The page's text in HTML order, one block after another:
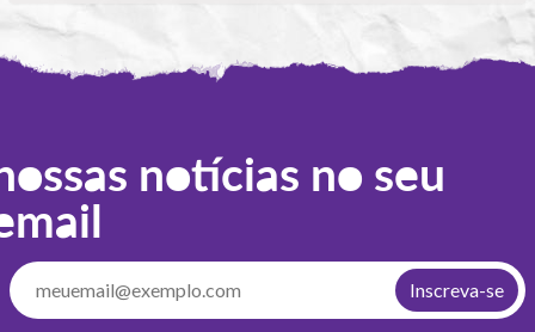
notícias no seu